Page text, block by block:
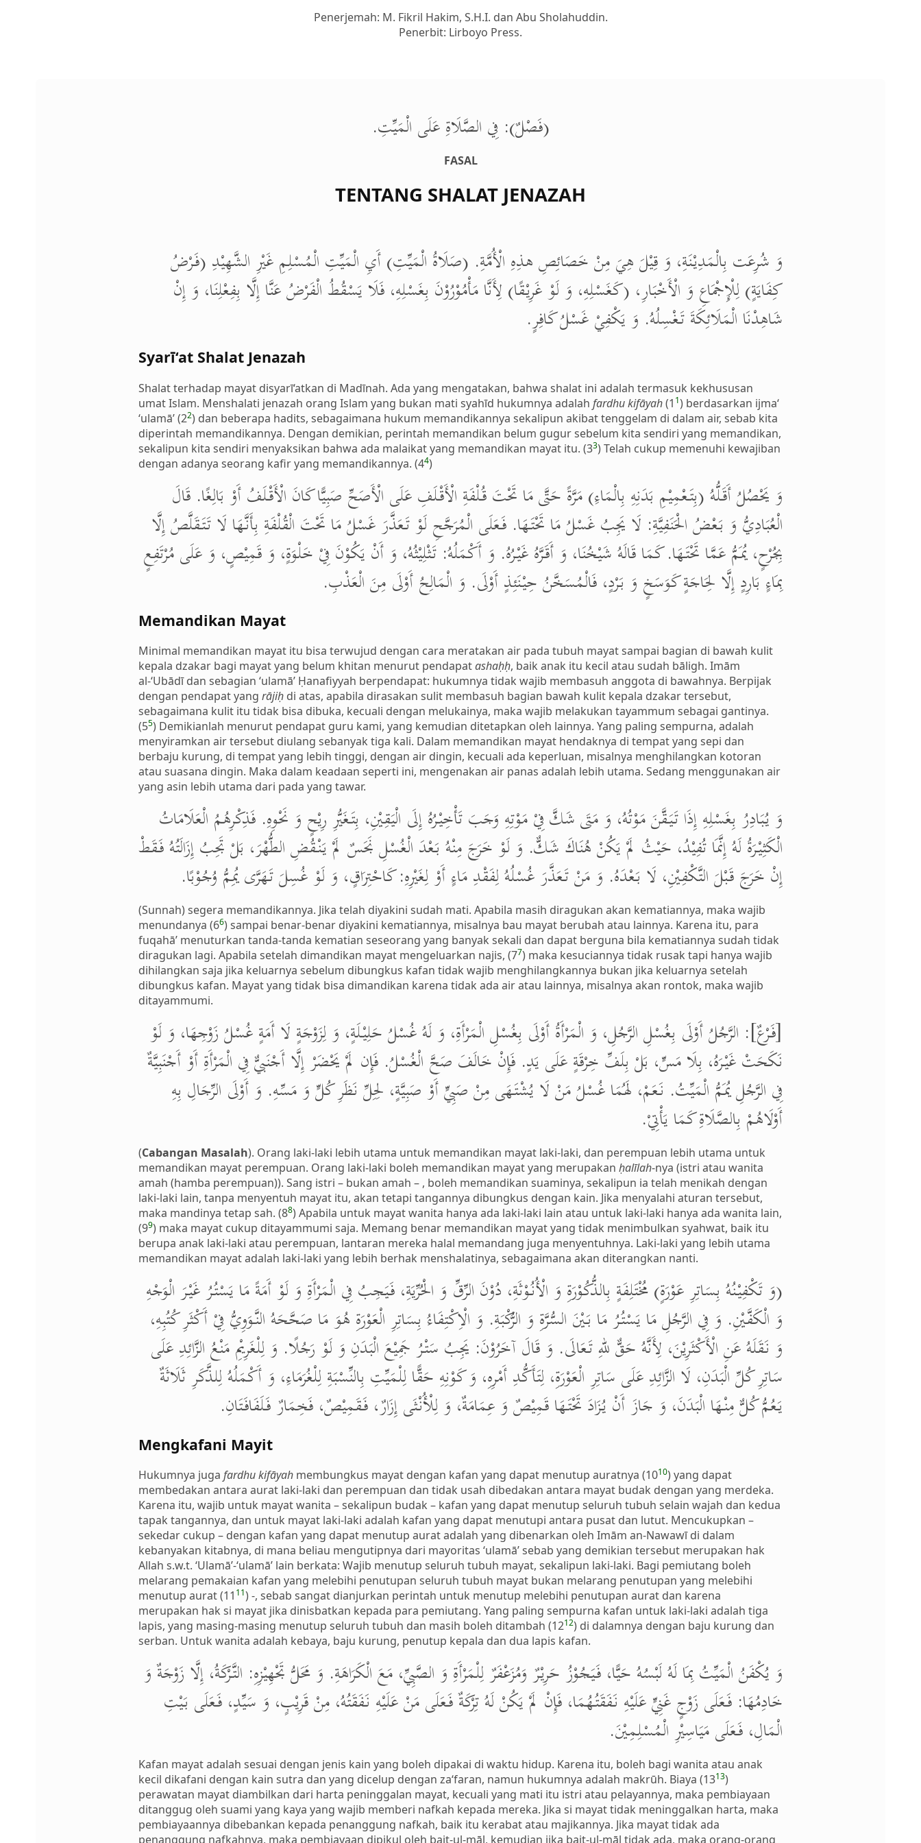
Penerjemah: M. Fikril Hakim, S.H.I. dan Abu Sholahuddin.
Penerbit: Lirboyo Press.
(فَصْلٌ): فِي الصَّلَاةِ عَلَى الْمَيِّتِ.
FASAL
TENTANG SHALAT JENAZAH
وَ شُرِعَت بِالْمَدِيْنَةِ، وَ قِيْلَ هِيَ مِنْ خَصَائِصِ هذِهِ الْأُمَّةِ. (صَلَاةُ الْمَيِّتِ) أَيِ الْمَيِّتِ الْمُسْلِمِ غَيْرِ الشَّهِيْدِ (فَرْضُ
كِفَايَةٍ) لِلْإِجْمَاعِ وَ الْأَخْبَارِ، (كَغَسْلِهِ، وَ لَوْ غَرِيْقًا) لِأَنَّا مَأْمُوْرُوْنَ بِغَسْلِهِ، فَلَا يَسْقُطُ الْفَرْضُ عَنَّا إِلَّا بِفِعْلِنَا، وَ إِنْ
شَاهِدْنَا الْمَلَائِكَةَ تَغْسِلُهُ. وَ يَكْفِيْ غَسْلُ كَافِرٍ.
Syarī‘at Shalat Jenazah
Shalat terhadap mayat disyarī‘atkan di Madīnah. Ada yang mengatakan, bahwa shalat ini adalah termasuk kekhususan
umat Islam. Menshalati jenazah orang Islam yang bukan mati syahīd hukumnya adalah fardhu kifāyah(1 1) berdasarkan ijma‘
‘ulamā’ (22) dan beberapa hadits, sebagaimana hukum memandikannya sekalipun akibat tenggelam di dalam air, sebab kita
diperintah memandikannya. Dengan demikian, perintah memandikan belum gugur sebelum kita sendiri yang memandikan,
sekalipun kita sendiri menyaksikan bahwa ada malaikat yang memandikan mayat itu. (33) Telah cukup memenuhi kewajiban
dengan adanya seorang kafir yang memandikannya. (44)
وَ يَحْصُلُ أَقَلُّهُ (بِتَعْمِيْمِ بَدَنِهِ بِالْمَاءِ) مَرَّةً حَتَّى مَا تَحْتَ قُلْفَةِ الْأَقْلَفِ عَلَى الْأَصَحِّ صَبِيًّا كَانَ الْأَقْلَفُ أَوْ بَالِغًا. قَالَ
الْعُبَادِيُّ وَ بَعْضُ الْحَنَفِيَّةِ: لَا يَجِبُ غَسْلُ مَا تَحْتَهَا. فَعَلَى الْمُرَجَّحِ لَوْ تَعَذَّرَ غَسْلُ مَا تَحْتَ الْقُلْفَةِ بِأَنَّهَا لَا تَتَقَلَّصُ إِلَّا
بِجُرْحٍ، يُمَمُّ عَمَّا تَحْتَهَا. كَمَا قَالَهُ شَيْخُنَا، وَ أَقَرَّهُ غَيْرُهُ. وَ أَكْمَلُهُ: تَثْلِيْثُهُ، وَ أَنْ يَكُوْنَ فِيْ خَلْوَةٍ، وَ قَمِيْصٍ، وَ عَلَى مُرْتَفِعٍ
بِمَاءٍ بَارِدٍ إِلَّا لِحَاجَةٍ كَوَسَخٍ وَ بَرْدٍ، فَالْمُسَخَّنُ حِيْنَئِذٍ أَوْلَى. وَ الْمَالِحُ أَوْلَى مِنَ الْعَذْبِ.
Memandikan Mayat
Minimal memandikan mayat itu bisa terwujud dengan cara meratakan air pada tubuh mayat sampai bagian di bawah kulit
kepala dzakar bagi mayat yang belum khitan menurut pendapatashaḥḥ, baik anak itu kecil atau sudah bāligh. Imām
al-‘Ubādī dan sebagian ‘ulamā’ Ḥanafiyyah berpendapat: hukumnya tidak wajib membasuh anggota di bawahnya. Berpijak
dengan pendapat yang rājiḥ di atas, apabila dirasakan sulit membasuh bagian bawah kulit kepala dzakar tersebut,
sebagaimana kulit itu tidak bisa dibuka, kecuali dengan melukainya, maka wajib melakukan tayammum sebagai gantinya.
(55) Demikianlah menurut pendapat guru kami, yang kemudian ditetapkan oleh lainnya. Yang paling sempurna, adalah
menyiramkan air tersebut diulang sebanyak tiga kali. Dalam memandikan mayat hendaknya di tempat yang sepi dan
berbaju kurung, di tempat yang lebih tinggi, dengan air dingin, kecuali ada keperluan, misalnya menghilangkan kotoran
atau suasana dingin. Maka dalam keadaan seperti ini, mengenakan air panas adalah lebih utama. Sedang menggunakan air
yang asin lebih utama dari pada yang tawar.
وَ يُبَادِرُ بِغَسْلِهِ إِذَا تَيَقَّنَ مَوْتُهُ، وَ مَتَى شَكَّ فِيْ مَوْتِهِ وَجَبَ تَأْخِيْرُهُ إِلَى الْيَقِيْنِ، بِتَغَيُّرِ رِيْحٍ وَ نَحْوِهِ. فَذِكْرِهُمُ الْعَلَامَاتُ
الْكَثِيْرَةُ لَهُ إِنَّمَا تُفِيْدُ، حَيْثُ لَمْ يَكُنْ هُنَاكَ شَكٌّ. وَ لَوْ خَرَجَ مِنْهُ بَعْدَ الْغُسْلِ نَجَسٌ لَمْ يَنْقُضِ الطُّهْرَ، بَلْ تَجِبُ إِزَالَتُهُ فَقَطْ
إِنْ خَرَجَ قَبْلَ التَّكْفِيْنِ، لَا بَعْدَهُ. وَ مَنْ تَعَذَّرَ غُسْلُهُ لِفَقْدِ مَاءٍ أَوْ لِغَيْرِهِ: كَاحْتِرَاقٍ، وَ لَوْ غُسِلَ تَهَرَّى يُمِمُّ وُجُوْبًا.
(Sunnah) segera memandikannya. Jika telah diyakini sudah mati. Apabila masih diragukan akan kematiannya, maka wajib
menundanya (66) sampai benar-benar diyakini kematiannya, misalnya bau mayat berubah atau lainnya. Karena itu, para
fuqahā’ menuturkan tanda-tanda kematian seseorang yang banyak sekali dan dapat berguna bila kematiannya sudah tidak
diragukan lagi. Apabila setelah dimandikan mayat mengeluarkan najis, (77) maka kesuciannya tidak rusak tapi hanya wajib
dihilangkan saja jika keluarnya sebelum dibungkus kafan tidak wajib menghilangkannya bukan jika keluarnya setelah
dibungkus kafan. Mayat yang tidak bisa dimandikan karena tidak ada air atau lainnya, misalnya akan rontok, maka wajib
ditayammumi.
[فَرْعٌ]: الرَّجُلُ أَوْلَى بِغُسْلِ الرَّجُلِ، وَ الْمَرْأَةُ أَوْلَى بِغُسْلِ الْمَرْأَةِ، وَ لَهُ غُسْلُ حَلِيْلَةٍ، وَ لِزَوْجَةٍ لَا أَمَةٍ غُسْلُ زَوْجِهَا، وَ لَوْ
نَكَحَتْ غَيْرَهُ، بِلَا مَسٍّ، بَلْ بِلَفِّ خِرْقَةٍ عَلَى يَدٍ. فَإِنْ خَالَفَ صَحَّ الْغُسْلُ. فَإِن لَمْ يَحْضَرْ إِلَّا أَجْنَبيٌّ فِي الْمَرْأَةِ أَوْ أَجْنَبِيَّةٌ
فِي الرَّجُلِ يُمَمُّ الْمَيِّتُ. نَعَمْ، لَهُمَا غُسْلُ مَنْ لَا يُشْتَهَى مِنْ صَبِيٍّ أَوْ صَبِيَّةٍ، لِحِلِّ نَظَرِ كُلٍّ وَ مَسِّهِ. وَ أَوْلَى الرِّجَالِ بِهِ
أَوْلَاهُمْ بِالصَّلَاةِ كَمَا يَأْتِيْ.
(Cabangan Masalah). Orang laki-laki lebih utama untuk memandikan mayat laki-laki, dan perempuan lebih utama untuk
memandikan mayat perempuan. Orang laki-laki boleh memandikan mayat yang merupakan ḥalīlah-nya (istri atau wanita
amah (hamba perempuan)). Sang istri – bukan amah – , boleh memandikan suaminya, sekalipun ia telah menikah dengan
laki-laki lain, tanpa menyentuh mayat itu, akan tetapi tangannya dibungkus dengan kain. Jika menyalahi aturan tersebut,
maka mandinya tetap sah. (88) Apabila untuk mayat wanita hanya ada laki-laki lain atau untuk laki-laki hanya ada wanita lain,
(99) maka mayat cukup ditayammumi saja. Memang benar memandikan mayat yang tidak menimbulkan syahwat, baik itu
berupa anak laki-laki atau perempuan, lantaran mereka halal memandang juga menyentuhnya. Laki-laki yang lebih utama
memandikan mayat adalah laki-laki yang lebih berhak menshalatinya, sebagaimana akan diterangkan nanti.
(وَ تَكْفِيْنُهُ بِسَاتِرِ عَوْرَةٍ) مُخْتَلِفَةٍ بِالذُّكُوْرَةِ وَ الْأُنُوْثَةِ، دُوْنَ الرِّقِّ وَ الْحُرِّيَةِ، فَيَجِبُ فِي الْمَرْأَةِ وَ لَوْ أَمَةً مَا يَسْتُرُ غَيْرَ الْوَجْهِ
وَ الْكَفَّيْنِ. وَ فِي الرَّجُلِ مَا يَسْتُرُ مَا بَيْنَ السُّرَّةِ وَ الرُّكْبَةِ. وَ الْاِكْتِفَاءُ بِسَاتِرِ الْعَوْرَةِ هُوَ مَا صَحَّحَهُ النَّوَوِيُّ فِيْ أَكْثَرِ كُتُبِهِ،
وَ نَقَلَهُ عَنِ الْأَكْثَرِيْنَ، لِأَنَّهُ حَقٌّ للهِ تَعَالَى. وَ قَالَ آخَرُوْنَ: يَجِبُ سَتْرُ جَمِيْعَ الْبَدَنِ وَ لَوْ رَجُلًا. وَ لِلْغَرِيْمِ مَنْعُ الزَّائِدِ عَلَى
سَاتِرِ كُلِّ الْبَدَنِ، لَا الزَّائِدِ عَلَى سَاتِرِ الْعَوْرَةِ، لِتَأَكُّدِ أَمْرِهِ، وَ كَوْنِهِ حَقًّا لِلْمَيِّتِ بِالنِّسْبَةِ لِلْغُرَمَاءِ، وَ أَكْمَلُهُ لِلذَّكَرِ ثَلَاثَةٌ
يَعُمُّ كُلٌّ مِنْهَا الْبَدَنَ، وَ جَازَ أَنْ يُزَادَ تَحْتَهَا قَمِيْصٌ وَ عِمَامَةٌ، وَ لِلْأُنْثَى إِزَارٌ، فَقَمِيْصٌ، فَخِمَارٌ فَلَفَافَتَانِ.
Mengkafani Mayit
Hukumnya juga fardhu kifāyah membungkus mayat dengan kafan yang dapat menutup auratnya (1010) yang dapat
membedakan antara aurat laki-laki dan perempuan dan tidak usah dibedakan antara mayat budak dengan yang merdeka.
Karena itu, wajib untuk mayat wanita – sekalipun budak – kafan yang dapat menutup seluruh tubuh selain wajah dan kedua
tapak tangannya, dan untuk mayat laki-laki adalah kafan yang dapat menutupi antara pusat dan lutut. Mencukupkan –
sekedar cukup – dengan kafan yang dapat menutup aurat adalah yang dibenarkan oleh Imām an-Nawawī di dalam
kebanyakan kitabnya, di mana beliau mengutipnya dari mayoritas ‘ulamā’ sebab yang demikian tersebut merupakan hak
Allah s.w.t. ‘Ulamā’-‘ulamā’ lain berkata: Wajib menutup seluruh tubuh mayat, sekalipun laki-laki. Bagi pemiutang boleh
melarang pemakaian kafan yang melebihi penutupan seluruh tubuh mayat bukan melarang penutupan yang melebihi
menutup aurat (11 11) -, sebab sangat dianjurkan perintah untuk menutup melebihi penutupan aurat dan karena
merupakan hak si mayat jika dinisbatkan kepada para pemiutang. Yang paling sempurna kafan untuk laki-laki adalah tiga
lapis, yang masing-masing menutup seluruh tubuh dan masih boleh ditambah (1212) di dalamnya dengan baju kurung dan
serban. Untuk wanita adalah kebaya, baju kurung, penutup kepala dan dua lapis kafan.
وَ يُكْفَنُ الْمَيِّتُ بِمَا لَهُ لَبْسُهُ حَيًّا، فَيَجُوْزُ حَرِيْرٌ وَمُزَعْفَرٌ لِلْمَرْأَةِ وَ الصَّبِيِّ، مَعَ الْكَرَاهَةِ. وَ مَحَلُّ تَجْهِيْزِهِ: التَّرْكَةُ، إِلَّا زَوْجَةٌ وَ
خَادِمُهَا: فَعَلَى زَوْجٍ غَنِيٍّ عَلَيْهِ نَفَقَتُهُمَا، فَإِنْ لَمْ يَكُنْ لَهُ تِرْكَةٌ فَعَلَى مَنْ عَلَيْهِ نَفَقَتُهُ، مِنْ قَرِيْبٍ، وَ سَيِّدٍ، فَعَلَى بَيْتِ
الْمَالِ، فَعَلَى مَيَاسِيْرِ الْمُسْلِمِيْنَ.
Kafan mayat adalah sesuai dengan jenis kain yang boleh dipakai di waktu hidup. Karena itu, boleh bagi wanita atau anak
kecil dikafani dengan kain sutra dan yang dicelup dengan za‘faran, namun hukumnya adalah makrūh. Biaya (1313)
perawatan mayat diambilkan dari harta peninggalan mayat, kecuali yang mati itu istri atau pelayannya, maka pembiayaan
ditanggug oleh suami yang kaya yang wajib memberi nafkah kepada mereka. Jika si mayat tidak meninggalkan harta, maka
pembiayaannya dibebankan kepada penanggung nafkah, baik itu kerabat atau majikannya. Jika mayat tidak ada
penanggung nafkahnya, maka pembiayaan dipikul oleh bait-ul-māl, kemudian jika bait-ul-māl tidak ada, maka orang-orang